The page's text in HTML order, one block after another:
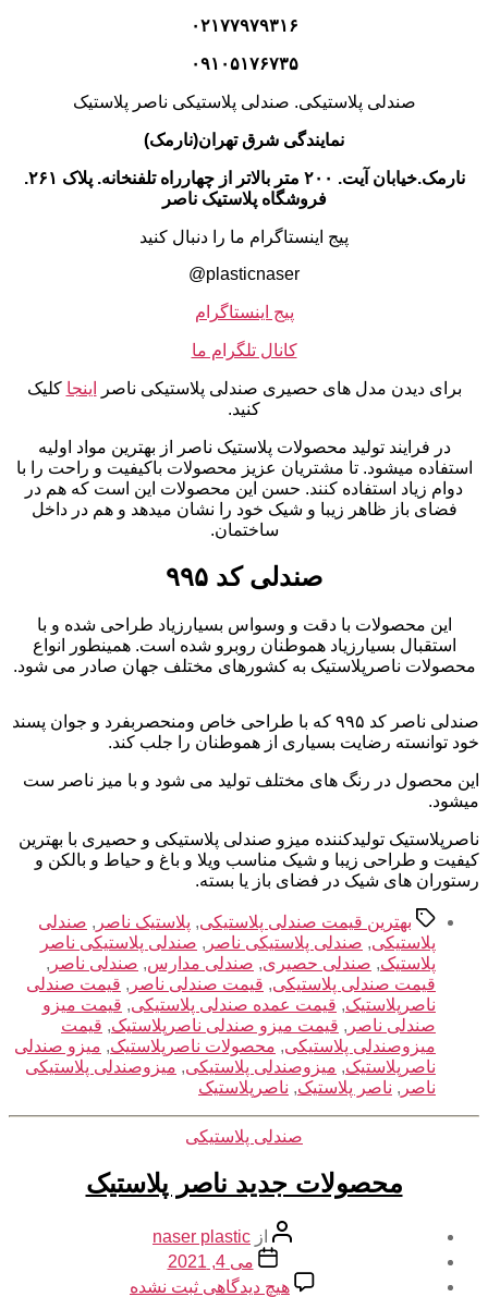
۰۲۱۷۷۹۷۹۳۱۶
۰۹۱۰۵۱۷۶۷۳۵
صندلی پلاستیکی. صندلی پلاستیکی ناصر پلاستیک
نمایندگی شرق تهران(نارمک)
نارمک.خیابان آیت. ۲۰۰ متر بالاتر از چهارراه تلفنخانه. پلاک ۲۶۱.
فروشگاه پلاستیک ناصر
پیج اینستاگرام ما را دنبال کنید
plasticnaser@
پیج اینستاگرام
کانال تلگرام ما
برای دیدن مدل های حصیری صندلی پلاستیکی ناصر اینجا کلیک
کنید.
در فرایند تولید محصولات پلاستیک ناصر از بهترین مواد اولیه
استفاده میشود. تا مشتریان عزیز محصولات باکیفیت و راحت را با
دوام زیاد استفاده کنند. حسن این محصولات این است که هم در
فضای باز ظاهر زیبا و شیک خود را نشان میدهد و هم در داخل
ساختمان.
صندلی کد ۹۹۵
این محصولات با دقت و وسواس بسیارزیاد طراحی شده و با
استقبال بسیارزیاد هموطنان روبرو شده است. همینطور انواع
محصولات ناصرپلاستیک به کشورهای مختلف جهان صادر می شود.
صندلی ناصر کد ۹۹۵ که با طراحی خاص ومنحصربفرد و جوان پسند
خود توانسته رضایت بسیاری از هموطنان را جلب کند.
این محصول در رنگ های مختلف تولید می شود و با میز ناصر ست
میشود.
ناصرپلاستیک تولیدکننده میزو صندلی پلاستیکی و حصیری با بهترین
کیفیت و طراحی زیبا و شیک مناسب ویلا و باغ و حیاط و بالکن و
رستوران های شیک در فضای باز یا بسته.
برچسب‌ها
بهترین قیمت صندلی پلاستیکی, پلاستیک ناصر , صندلی
پلاستیکی, صندلی پلاستیکی ناصر , صندلی پلاستیکی ناصر
پلاستیک, صندلی حصیری, صندلی مدارس, صندلی ناصر ,
قیمت صندلی پلاستیکی, قیمت صندلی ناصر , قیمت صندلی
ناصرپلاستیک, قیمت عمده صندلی پلاستیکی, قیمت میزو
صندلی ناصر , قیمت میزو صندلی ناصرپلاستیک, قیمت
میزوصندلی پلاستیکی, محصولات ناصرپلاستیک, میزو صندلی
ناصرپلاستیک, میزوصندلی پلاستیکی, میزوصندلی پلاستیکی
ناصر , ناصر پلاستیک, ناصرپلاستیک
دسته‌ها
صندلی پلاستیکی
محصولات جدید ناصر پلاستیک
نویسنده
نوشته
از naser plastic
تاریخ
نوشته
می 4, 2021
هیچ دیدگاهی برای
ثبت نشده